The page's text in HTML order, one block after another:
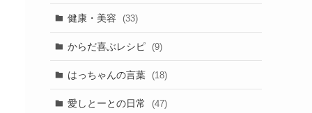
健康・美容 (33)
からだ喜ぶレシピ (9)
はっちゃんの言葉 (18)
愛しとーとの日常 (47)